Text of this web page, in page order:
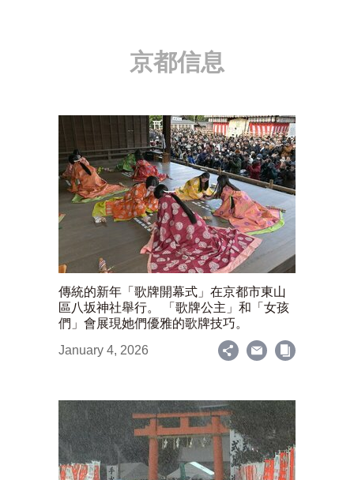
京都信息
傳統的新年「歌牌開幕式」在京都市東山
區八坂神社舉行。 「歌牌公主」和「女孩
們」會展現她們優雅的歌牌技巧。
January 4, 2026